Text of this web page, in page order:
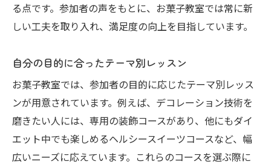
る点です。参加者の声をもとに、お菓子教室では常に新
しい工夫を取り入れ、満足度の向上を目指しています。
自分の目的に合ったテーマ別レッスン
お菓子教室では、参加者の目的に応じたテーマ別レッス
ンが用意されています。例えば、デコレーション技術を
磨きたい人には、専用の装飾コースがあり、他にもダイ
エット中でも楽しめるヘルシースイーツコースなど、幅
広いニーズに応えています。これらのコースを選ぶ際に